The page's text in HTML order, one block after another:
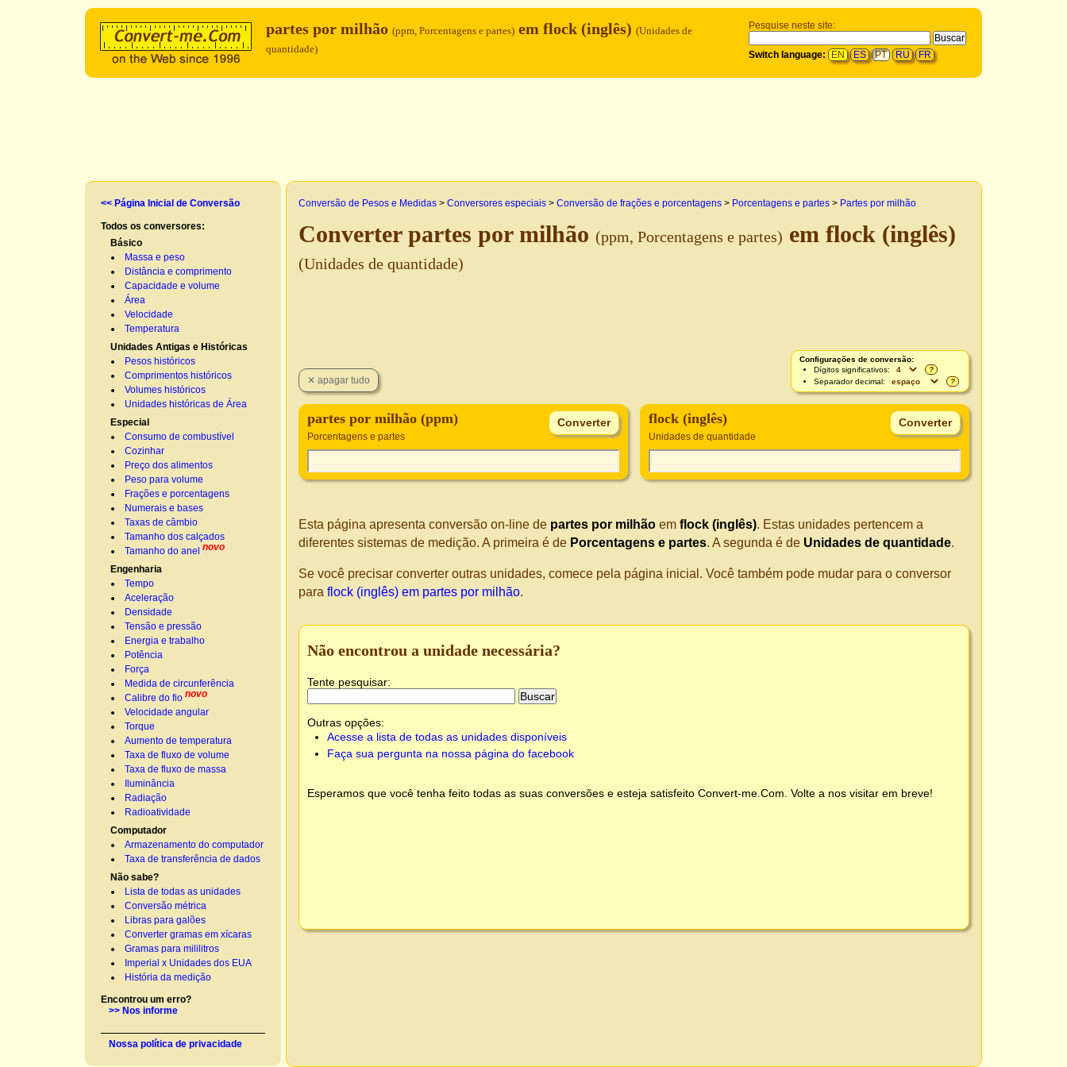
Pesquise neste site:
Switch language: EN ES PT RU FR
partes por milhão (ppm, Porcentagens e partes) em flock (inglês) (Unidades de
quantidade)
<< Página Inicial de Conversão
Todos os conversores:
Básico
Massa e peso
Distância e comprimento
Capacidade e volume
Área
Velocidade
Temperatura
Unidades Antigas e Históricas
Pesos históricos
Comprimentos históricos
Volumes históricos
Unidades históricas de Área
Especial
Consumo de combustível
Cozinhar
Preço dos alimentos
Peso para volume
Frações e porcentagens
Numerais e bases
Taxas de câmbio
Tamanho dos calçados
Tamanho do anel novo
Engenharia
Tempo
Aceleração
Densidade
Tensão e pressão
Energia e trabalho
Potência
Força
Medida de circunferência
Calibre do fio novo
Velocidade angular
Torque
Aumento de temperatura
Taxa de fluxo de volume
Taxa de fluxo de massa
Iluminância
Radiação
Radioatividade
Computador
Armazenamento do computador
Taxa de transferência de dados
Não sabe?
Lista de todas as unidades
Conversão métrica
Libras para galões
Converter gramas em xícaras
Gramas para mililitros
Imperial x Unidades dos EUA
História da medição
Encontrou um erro?
>> Nos informe
Nossa política de privacidade
Conversão de Pesos e Medidas > Conversores especiais > Conversão de frações e porcentagens > Porcentagens e partes > Partes por milhão
Converter partes por milhão (ppm, Porcentagens e partes) em flock (inglês)
(Unidades de quantidade)
Configurações de conversão:
Dígitos significativos:
?
Separador decimal:
?
partes por milhão (ppm)
Porcentagens e partes
flock (inglês)
Unidades de quantidade
Esta página apresenta conversão on-line de partes por milhão em flock (inglês). Estas unidades pertencem a
diferentes sistemas de medição. A primeira é de Porcentagens e partes. A segunda é de Unidades de quantidade.
Se você precisar converter outras unidades, comece pela página inicial. Você também pode mudar para o conversor
para flock (inglês) em partes por milhão.
Não encontrou a unidade necessária?
Tente pesquisar:
Outras opções:
Acesse a lista de todas as unidades disponíveis
Faça sua pergunta na nossa página do facebook
Esperamos que você tenha feito todas as suas conversões e esteja satisfeito Convert-me.Com . Volte a nos visitar em breve!